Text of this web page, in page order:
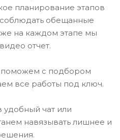
планирование этапов
обещанные
на каждом этапе мы
отчет.
с подбором
все работы под ключ.
удобный чат или
навязывать лишнее и